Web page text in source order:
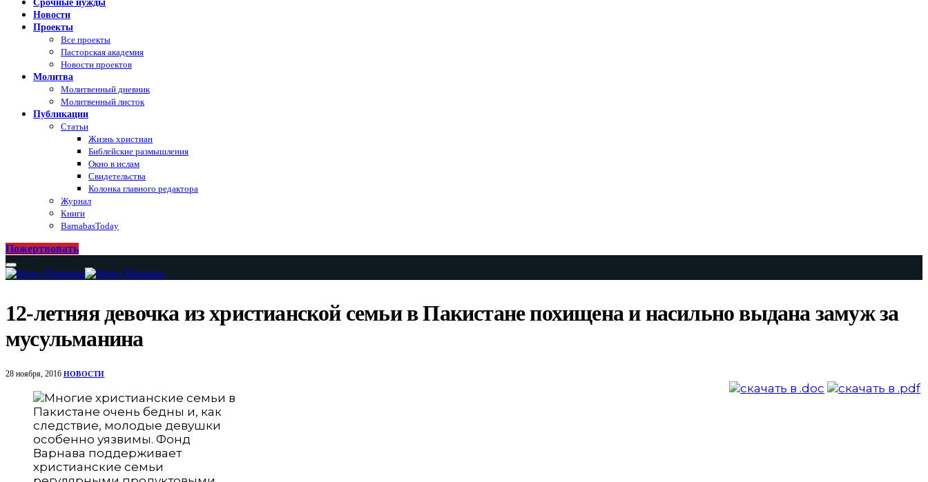
Срочные нужды
Новости
Проекты
Все проекты
Пасторская академия
Новости проектов
Молитва
Молитвенный дневник
Молитвенный листок
Публикации
Статьи
Жизнь христиан
Библейские размышления
Окно в ислам
Свидетельства
Колонка главного редактора
Журнал
Книги
BarnabasToday
Пожертвовать
12-летняя девочка из христианской семьи в Пакистане похищена и насильно выдана замуж за
мусульманина
28 ноября, 2016 НОВОСТИ